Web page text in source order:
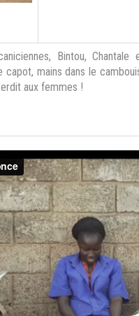
Bintou,
capot, mains dans le
aux femmes !